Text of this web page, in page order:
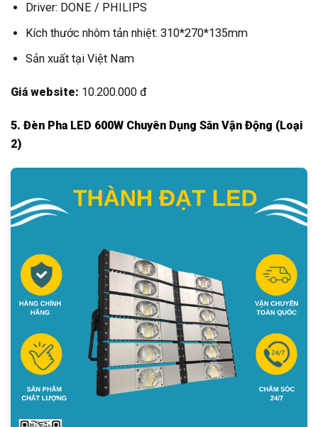
Driver: DONE / PHILIPS
Kích thước nhôm tản nhiệt: 310*270*135mm
Sản xuất tại Việt Nam
Giá website: 10.200.000 đ
5. Đèn Pha LED 600W Chuyên Dụng Sân Vận Động (Loại
2)